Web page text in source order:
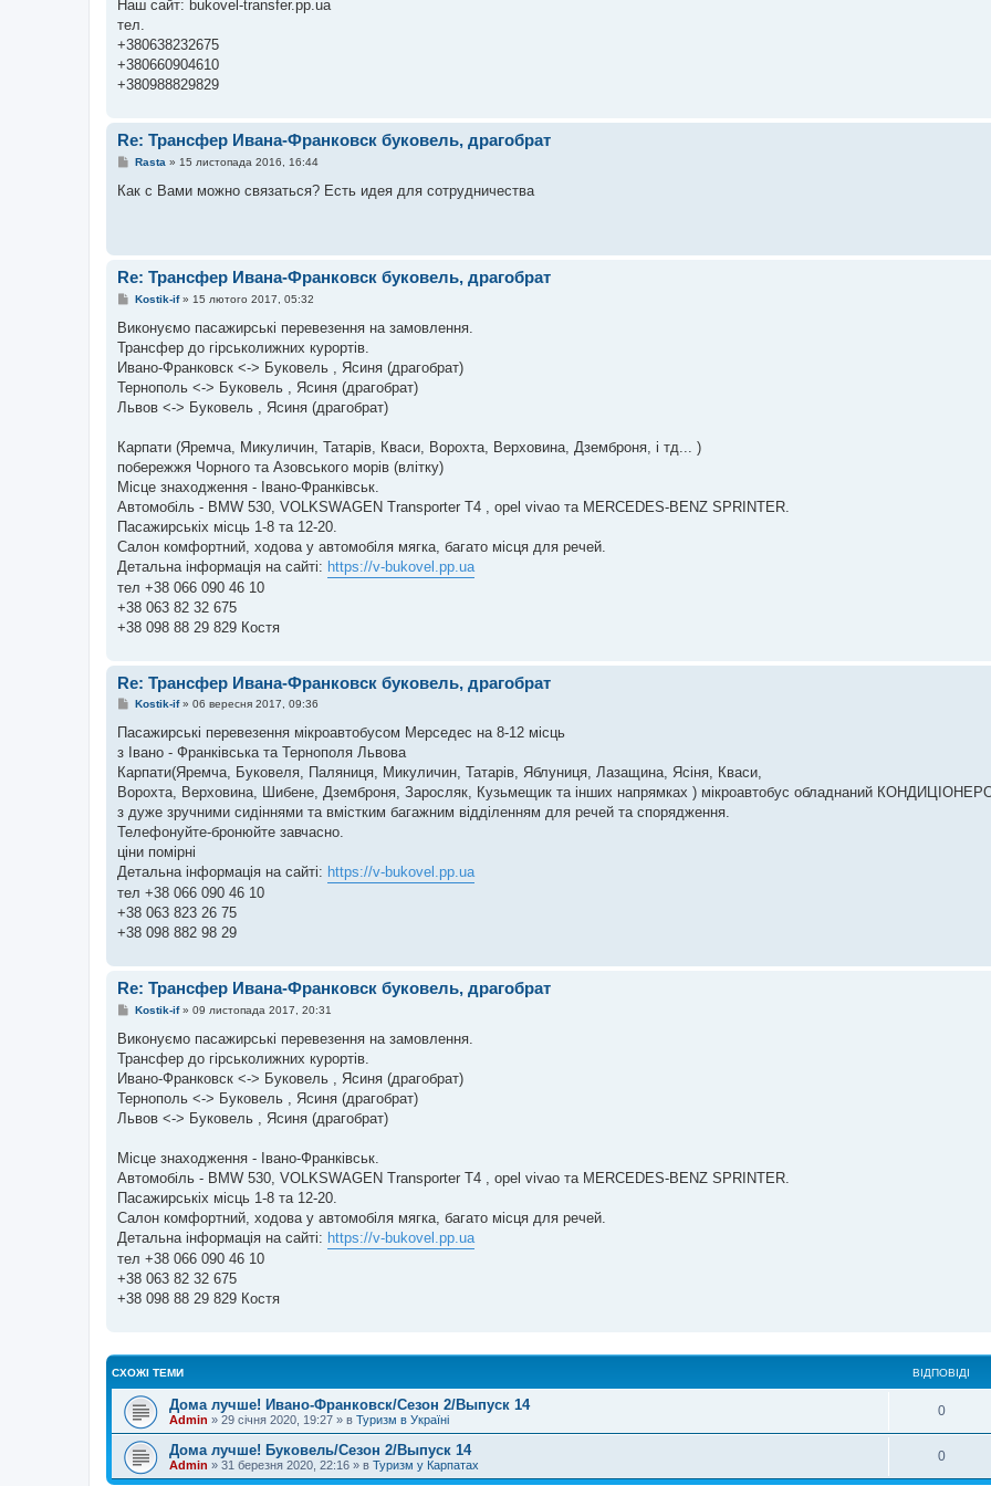
Наш сайт: bukovel-transfer.pp.ua
тел.
+380638232675
+380660904610
+380988829829
Re: Трансфер Ивана-Франковск буковель, драгобрат
П
в
л
н
н
я
Rasta » 15 листопада 2016, 16:44
Как с Вами можно связаться? Есть идея для сотрудничества
Re: Трансфер Ивана-Франковск буковель, драгобрат
П
в
д
о
л
е
я
Kostik-if» 15 лютого 2017, 05:32
Виконуємо пасажирськi перевезення на замовлення.
Трансфер до гірськолижних курортів.
Ивано-Франковск <-> Буковель , Ясиня (драгобрат)
Тернополь <-> Буковель , Ясиня (драгобрат)
Львов <-> Буковель , Ясиня (драгобрат)
Карпати (Яремча, Микуличин, Татарів, Кваси, Ворохта, Верховина, Дземброня, і тд... )
побережжя Чорного та Азовського морів (влітку)
Місце знаходження - Івано-Франківськ.
Автомобіль - BMW 530, VOLKSWAGEN Transporter T4 , opel vivao та MERCEDES-BENZ SPRINTER.
Пасажирськіх місць 1-8 та 12-20.
Салон комфортний, ходова у автомобіля мягка, багато місця для речей.
Детальна інформація на сайті: https://v-bukovel.pp.ua
тел +38 066 090 46 10
+38 063 82 32 675
+38 098 88 29 829 Костя
Re: Трансфер Ивана-Франковск буковель, драгобрат
П
в
д
о
м
л
е
н
н
я
Kostik-if» 06 вересня 2017, 09:36
Пасажирські перевезення мікроавтобусом Мерседес на 8-12 місць
з Івано - Франківська та Тернополя Львова
Карпати(Яремча, Буковеля, Паляниця, Микуличин, Татарів, Яблуниця, Лазащина, Ясіня, Кваси,
Ворохта, Верховина, Шибене, Дземброня, Заросляк, Кузьмещик та інших напрямках ) мікроавтобус обладнаний
з дуже зручними сидіннями та вмістким багажним відділенням для речей та спорядження.
Телефонуйте-бронюйте завчасно.
ціни помірні
Детальна інформація на сайті: https://v-bukovel.pp.ua
тел +38 066 090 46 10
+38 063 823 26 75
+38 098 882 98 29
Re: Трансфер Ивана-Франковск буковель, драгобрат
П
в
д
о
л
е
я
Kostik-if» 09 листопада 2017, 20:31
Виконуємо пасажирськi перевезення на замовлення.
Трансфер до гірськолижних курортів.
Ивано-Франковск <-> Буковель , Ясиня (драгобрат)
Тернополь <-> Буковель , Ясиня (драгобрат)
Львов <-> Буковель , Ясиня (драгобрат)
Місце знаходження - Івано-Франківськ.
Автомобіль - BMW 530, VOLKSWAGEN Transporter T4 , opel vivao та MERCEDES-BENZ SPRINTER.
Пасажирськіх місць 1-8 та 12-20.
Салон комфортний, ходова у автомобіля мягка, багато місця для речей.
Детальна інформація на сайті: https://v-bukovel.pp.ua
тел +38 066 090 46 10
+38 063 82 32 675
+38 098 88 29 829 Костя
СХОЖІ ТЕМИ ВІДПОВІДІ
Дома лучше! Ивано-Франковск/Сезон 2/Выпуск 14
Admin » 29 січня 2020, 19:27 » в Туризм в Україні
0
Дома лучше! Буковель/Сезон 2/Выпуск 14
Admin » 31 березня 2020, 22:16 » в Туризм у Карпатах
0